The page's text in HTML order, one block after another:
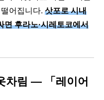
어집니다. 삿포로 시내
면 후라노·시레토코에서
차림 — 「레이어